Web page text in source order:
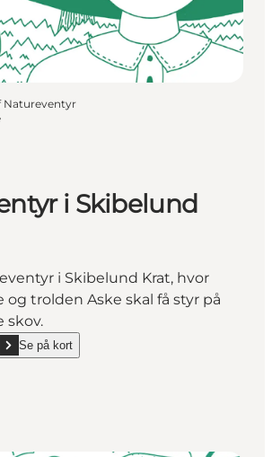
Natureventyr
i Skibelund
i Skibelund Krat, hvor
og trolden Aske skal få styr på
skov.
i Skibelund Krat"
Se på kort
show Natureventyr i Skibelund Krat on_map